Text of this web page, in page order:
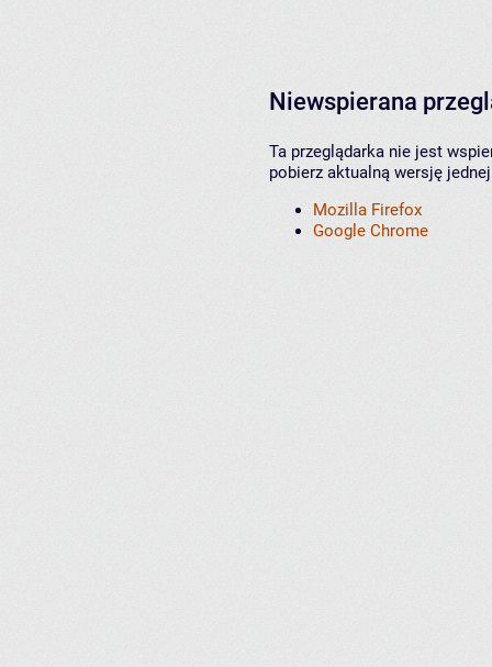
Niewspierana
Ta przeglądarka nie jest
pobierz aktualną wersję
Mozilla Firefox
Google Chrome